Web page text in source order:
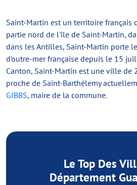
Saint-Martin est un territoire français
partie nord de l'île de Saint-Martin,
dans les Antilles, Saint-Martin porte
d'outre-mer française depuis le 15
Canton, Saint-Martin est une ville de
proche de Saint-Barthélemy
GIBBS, maire de la commune.
Le Top Des
Département